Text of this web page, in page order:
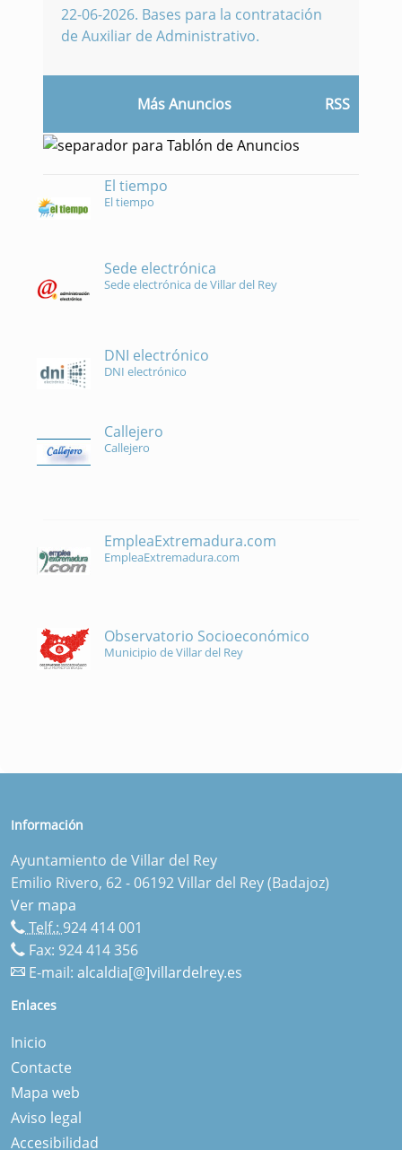
22-06-2026. Bases para la contratación
de Auxiliar de Administrativo.
Más Anuncios RSS
El tiempo
El tiempo
Sede electrónica
Sede electrónica de Villar del Rey
DNI electrónico
DNI electrónico
Callejero
Callejero
EmpleaExtremadura.com
EmpleaExtremadura.com
Observatorio Socioeconómico
Municipio de Villar del Rey
Información
Ayuntamiento de Villar del Rey
Emilio Rivero, 62 - 06192 Villar del Rey (Badajoz)
Ver mapa
Telf.: 924 414 001
Fax: 924 414 356
E-mail: alcaldia[@]villardelrey.es
Enlaces
Inicio
Contacte
Mapa web
Aviso legal
Accesibilidad